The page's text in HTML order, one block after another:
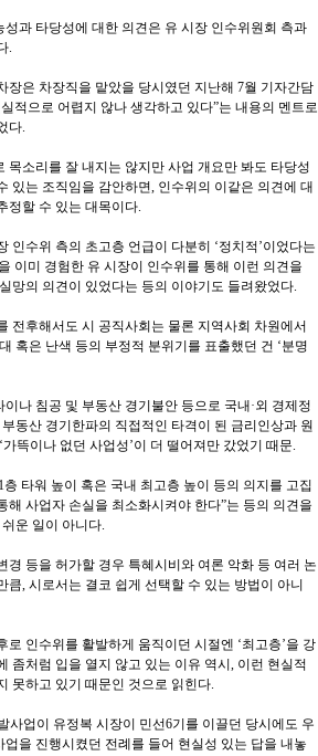
과 타당성에 대한 의견은 유 시장 인수위원회 측과
.
장은 차장직을 맡았을 당시였던 지난해 7월 기자간담
적으로 어렵지 않나 생각하고 있다”는 내용의 멘트로
다.
목소리를 잘 내지는 않지만 사업 개요만 봐도 타당성
있는 조직임을 감안하면, 인수위의 이같은 의견에 대
정할 수 있는 대목이다.
인수위 측의 초고층 언급이 다분히 ‘정치적 ’이었다는
을 이미 경험한 유 시장이 인수위를 통해 이런 의견을
망의 의견이 있었다는 등의 이야기도 들려왔었다.
전후해서도 시 공직사회는 물론 지역사회 차원에서
혹은 난색 등의 부정적 분위기를 표출했던 건 ‘분명
나 침공 및 부동산 경기불안 등으로 국내 ·외 경제정
동산 경기한파의 직접적인 타격이 된 금리인상과 원
‘가뜩이나 없던 사업성’이 더 떨어져만 갔었기 때문.
층 타워 높이 혹은 국내 최고층 높이 등의 의지를 고집
해 사업자 손실을 최소화시켜야 한다”는 등의 의견을
운 일이 아니다.
경 등을 허가할 경우 특혜시비와 여론 악화 등 여러 논
큼, 시로서는 결코 쉽게 선택할 수 있는 방법이 아니
로 인수위를 활발하게 움직이던 시절엔 ‘최고층’을 강
좀처럼 입을 열지 않고 있는 이유 역시 , 이런 현실적
못하고 있기 때문인 것으로 읽힌다.
사업이 유정복 시장이 민선6기를 이끌던 당시에도 우
을 진행시켰던 전례를 들어 현실성 있는 답을 내놓